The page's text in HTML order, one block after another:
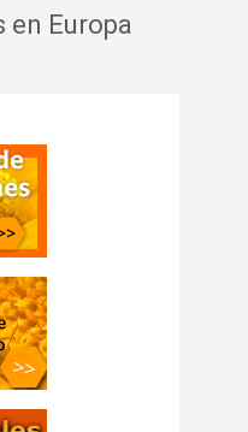
en Europa